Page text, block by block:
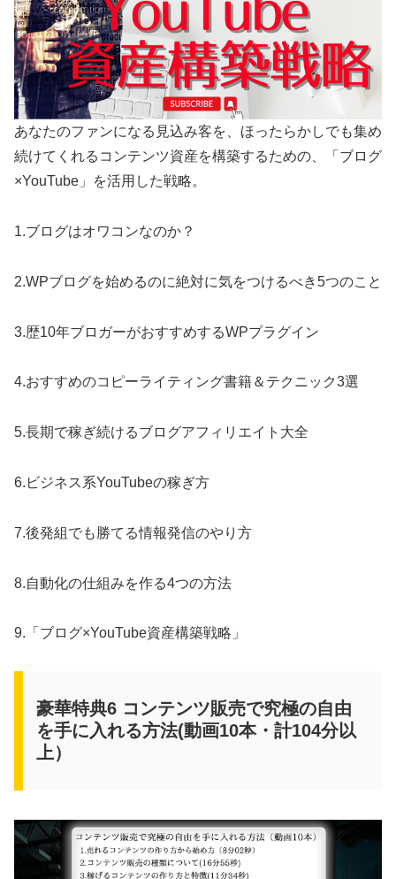
あなたのファンになる見込み客を、ほったらかしでも集め
続けてくれるコンテンツ資産を構築するための、「ブログ
×YouTube」を活用した戦略。
1.ブログはオワコンなのか？
2.WPブログを始めるのに絶対に気をつけるべき5つのこと
3.歴10年ブロガーがおすすめするWPプラグイン
4.おすすめのコピーライティング書籍＆テクニック3選
5.長期で稼ぎ続けるブログアフィリエイト大全
6.ビジネス系YouTubeの稼ぎ方
7.後発組でも勝てる情報発信のやり方
8.自動化の仕組みを作る4つの方法
9.「ブログ×YouTube資産構築戦略」
豪華特典6 コンテンツ販売で究極の自由
を手に入れる方法(動画10本・計104分以
上）